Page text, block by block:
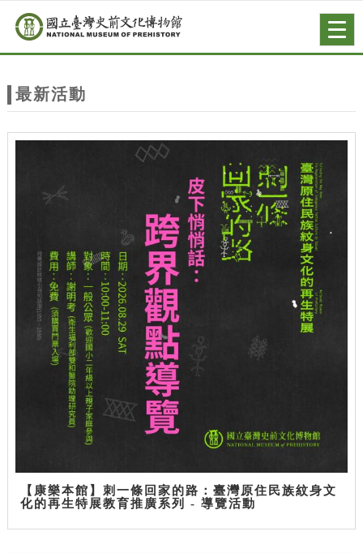
站
主
跳到主要內容
網站導覽
最新活動
【康樂本館】刺一條回家的路：臺灣原住民族紋身文
化的再生特展教育推廣系列 - 導覽活動